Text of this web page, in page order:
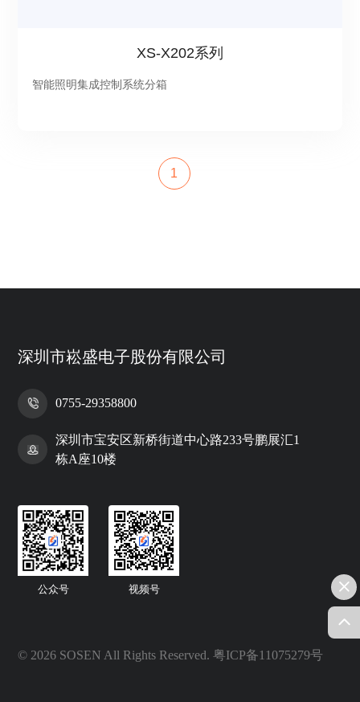
XS-X202系列
智能照明集成控制系统分箱
1
深圳市崧盛电子股份有限公司
0755-29358800
深圳市宝安区新桥街道中心路233号鹏展汇1
栋A座10楼
公众号 视频号
© 2026 SOSEN All Rights Reserved.粤ICP备11075279号